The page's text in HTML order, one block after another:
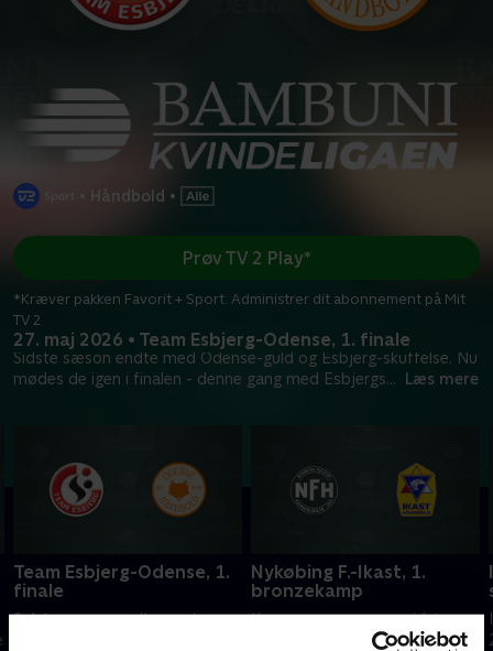
Håndbold •
27. maj 2026 • Team Esbjerg-Odense, 1. finale
Sidste sæson endte med Odense-guld og Esbjerg-skuffelse. Nu
mødes de igen i finalen - denne gang med Esbjergs... Læs mere
Prøv TV 2 Play*
*Kræver pakken Favorit + Sport. Administrer dit abonnement på Mit
TV 2.
Team Esbjerg-Odense, 1.
finale
Sidste sæson endte med
Nykøbing F.-Ikast, 1.
bronzekamp
Kamp om sæsonens sidste
medalje for de to ambitiøse